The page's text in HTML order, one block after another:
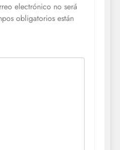
electrónico no será
obligatorios están